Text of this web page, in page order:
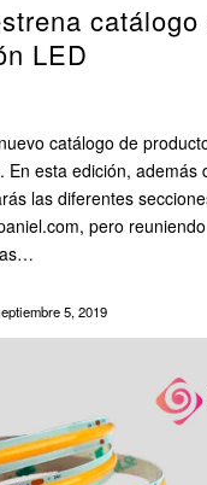
catálogo
LED
catálogo de
En esta edición, además
las diferentes
pero reuniendo
5, 2019